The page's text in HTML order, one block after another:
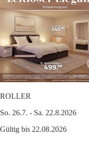
ROLLER
So. 26.7. - Sa. 22.8.2026
Gültig bis 22.08.2026